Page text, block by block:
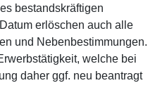
bestandskräftigen
erlöschen auch alle
und Nebenbestimmungen.
welche bei
daher ggf. neu beantragt